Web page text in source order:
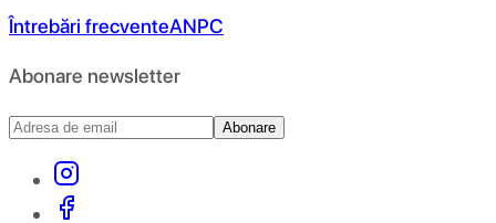
Întrebări frecventeANPC
Abonare newsletter
Abonare